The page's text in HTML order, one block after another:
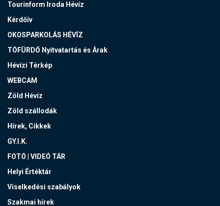
Tourinform Iroda Hévíz
Kérdőív
OKOSPARKOLÁS HÉVÍZ
TÓFÜRDŐ Nyitvatartás és Árak
Hévízi Térkép
WEBCAM
Zöld Hévíz
Zöld szállodák
Hírek, Cikkek
GY.I.K.
FOTÓ | VIDEÓ TÁR
Helyi Értéktár
Viselkedési szabályok
Szakmai hírek